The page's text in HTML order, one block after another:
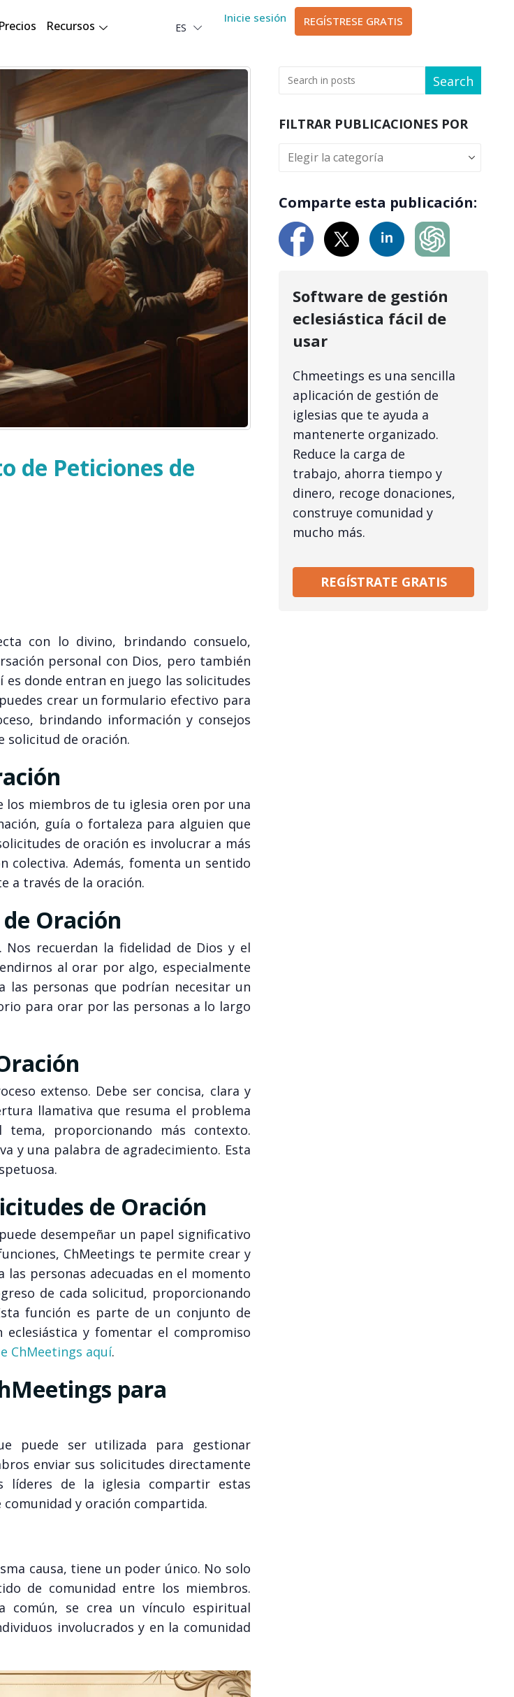
Precios Recursos ES
العربية
Inicie sesión REGÍSTRESE GRATIS
de Peticiones de
con lo divino, brindando consuelo,
personal con Dios, pero también
es donde entran en juego las solicitudes
crear un formulario efectivo para
brindando información y consejos
solicitud de oración.
los miembros de tu iglesia oren por una
guía o fortaleza para alguien que
de oración es involucrar a más
colectiva. Además, fomenta un sentido
a través de la oración.
Oración
recuerdan la fidelidad de Dios y el
al orar por algo, especialmente
las personas que podrían necesitar un
para orar por las personas a lo largo
extenso. Debe ser concisa, clara y
llamativa que resuma el problema
proporcionando más contexto.
y una palabra de agradecimiento. Esta
de Oración
desempeñar un papel significativo
ChMeetings te permite crear y
personas adecuadas en el momento
de cada solicitud, proporcionando
función es parte de un conjunto de
y fomentar el compromiso
ChMeetings aquí.
para
puede ser utilizada para gestionar
enviar sus solicitudes directamente
líderes de la iglesia compartir estas
y oración compartida.
causa, tiene un poder único. No solo
de comunidad entre los miembros.
común, se crea un vínculo espiritual
involucrados y en la comunidad
Search
FILTRAR PUBLICACIONES POR
Comparte esta publicación:
Software de gestión
eclesiástica fácil de
usar
Chmeetings es una sencilla
aplicación de gestión de
iglesias que te ayuda a
mantenerte organizado.
Reduce la carga de
trabajo, ahorra tiempo y
dinero, recoge donaciones,
construye comunidad y
mucho más.
REGÍSTRATE GRATIS